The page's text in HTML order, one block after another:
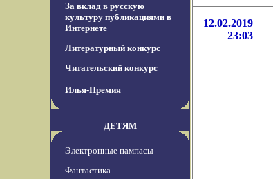
За вклад в русскую
культуру публикациями в
Интернете
Литературный конкурс
Читательский конкурс
Илья-Премия
ДЕТЯМ
Электронные пампасы
Фантастика
12.02.2019
23:03